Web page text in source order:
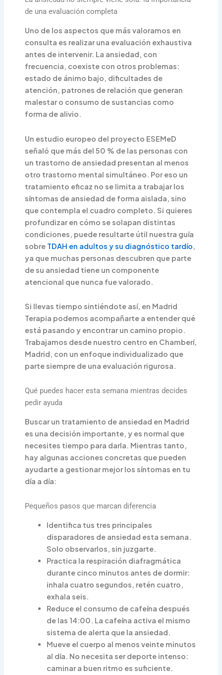
de una evaluación completa
Uno de los aspectos que más valoramos en
consulta es realizar una evaluación exhaustiva
antes de intervenir. La ansiedad, con
frecuencia, coexiste con otros problemas:
estado de ánimo bajo, dificultades de
atención, patrones de relación que generan
malestar o consumo de sustancias como
forma de alivio.
Un estudio europeo del proyecto ESEMeD
señaló que más del 50 % de las personas con
un trastorno de ansiedad presentan al menos
otro trastorno mental simultáneo. Por eso un
tratamiento eficaz no se limita a trabajar los
síntomas de ansiedad de forma aislada, sino
que contempla el cuadro completo. Si quieres
profundizar en cómo se solapan distintas
condiciones, puede resultarte útil nuestra guía
sobre TDAH en adultos y su diagnóstico tardío,
ya que muchas personas descubren que parte
de su ansiedad tiene un componente
atencional que nunca fue valorado.
Si llevas tiempo sintiéndote así, en Madrid
Terapia podemos acompañarte a entender qué
está pasando y encontrar un camino propio.
Trabajamos desde nuestro centro en Chamberí,
Madrid, con un enfoque individualizado que
parte siempre de una evaluación rigurosa.
Qué puedes hacer esta semana mientras decides
pedir ayuda
Buscar un tratamiento de ansiedad en Madrid
es una decisión importante, y es normal que
necesites tiempo para darla. Mientras tanto,
hay algunas acciones concretas que pueden
ayudarte a gestionar mejor los síntomas en tu
día a día:
Pequeños pasos que marcan diferencia
Identifica tus tres principales
disparadores de ansiedad esta semana.
Solo observarlos, sin juzgarte.
Practica la respiración diafragmática
durante cinco minutos antes de dormir:
inhala cuatro segundos, retén cuatro,
exhala seis.
Reduce el consumo de cafeína después
de las 14:00. La cafeína activa el mismo
sistema de alerta que la ansiedad.
Mueve el cuerpo al menos veinte minutos
al día. No necesita ser deporte intenso:
caminar a buen ritmo es suficiente.